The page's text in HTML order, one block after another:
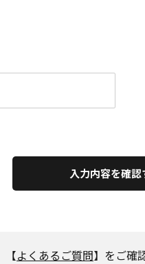
入力内容を確認
【よくあるご質問】をご確